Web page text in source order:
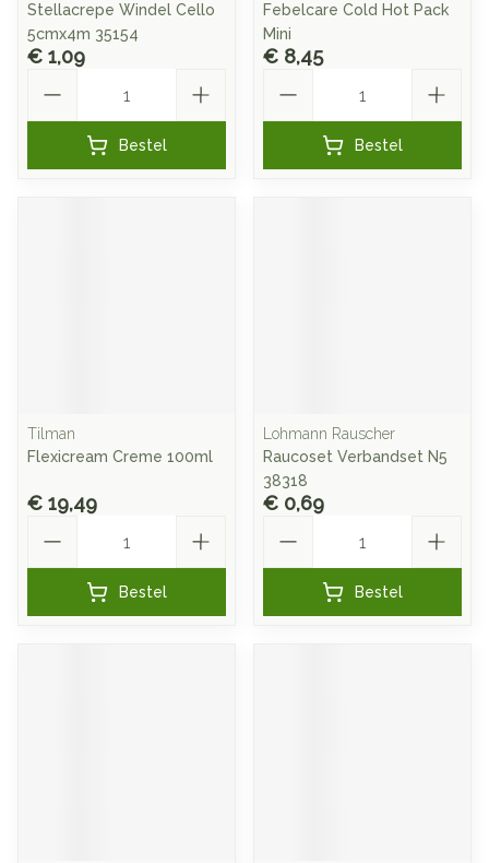
Stellacrepe Windel Cello
5cmx4m 35154
€ 1,09
Bestel
Febelcare Cold Hot Pack
Mini
€ 8,45
Bestel
Tilman
Flexicream Creme 100ml
€ 19,49
Bestel
Lohmann Rauscher
Raucoset Verbandset N5
38318
€ 0,69
Bestel